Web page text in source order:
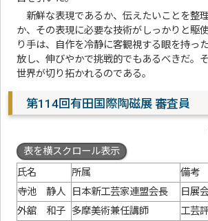
新鮮な表現であるか、伝えたいことを整
か、その表現に必要な技術がしっかりと駆
り手は、自作を冷静に客観視する眼を持っ
放し、伸びやかで挑戦的でもあるべきだ。
世界が切り拓かれるのである。
第114回有田国際陶磁展 審査員
表を横スクロール表示
氏名
所属 備考
寺池 静人
日本新工芸家連盟会長 日展
外舘 和子
多摩美術兼任講師 工芸